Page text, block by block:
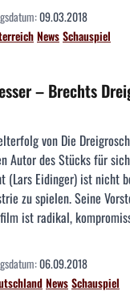
09.03.2018
NewsSchauspiel
– Brechts
von Die
Autor des Stücks für
(Lars Eidinger) ist nicht
zu spielen. Seine
ist radikal,
06.09.2018
NewsSchauspiel